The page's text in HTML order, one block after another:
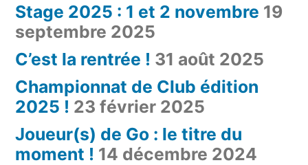
Stage 2025 : 1 et 2 novembre 19
septembre 2025
C’est la rentrée ! 31 août 2025
Championnat de Club édition
2025 ! 23 février 2025
Joueur(s) de Go : le titre du
moment ! 14 décembre 2024